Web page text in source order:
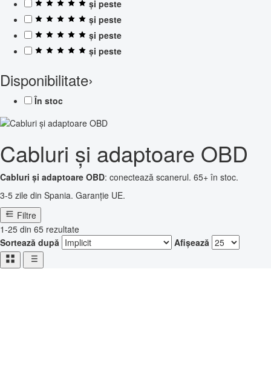
și peste
și peste
și peste
și peste
Disponibilitate›
În stoc
Cabluri și adaptoare OBD
Cabluri și adaptoare OBD: conectează scanerul. 65+ în stoc.
3-5 zile din Spania. Garanție UE.
Filtre
1-25 din 65 rezultate
Sortează după
Afișează